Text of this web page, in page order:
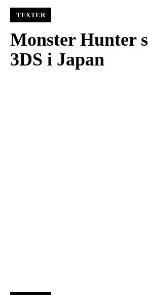
TEXTER
Monster Hunter
3DS i Japan